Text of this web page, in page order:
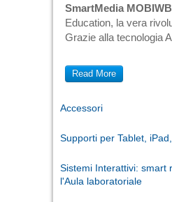
SmartMedia MOBIWB
Education, la vera
Grazie alla tecnologia
Read More
Accessori
Supporti per Tablet,
Sistemi Interattivi: smart
l'Aula laboratoriale